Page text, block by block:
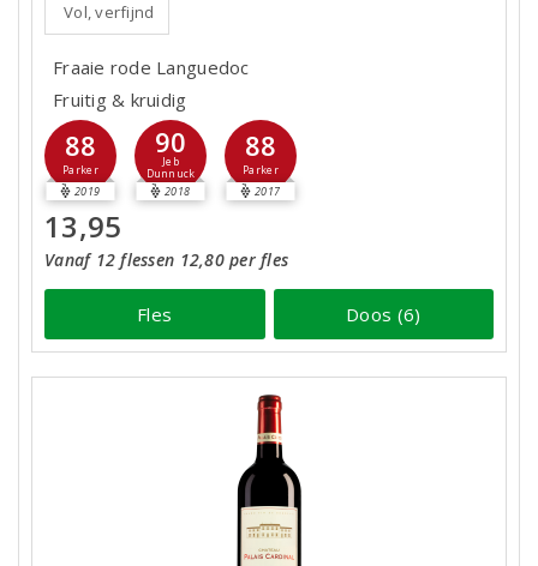
Vol, verfijnd
Fraaie rode Languedoc
Fruitig & kruidig
88
Parker
2019
90
Jeb
Dunnuck
2018
88
Parker
2017
13,95
Vanaf 12 flessen 12,80 per fles
Fles Doos (6)